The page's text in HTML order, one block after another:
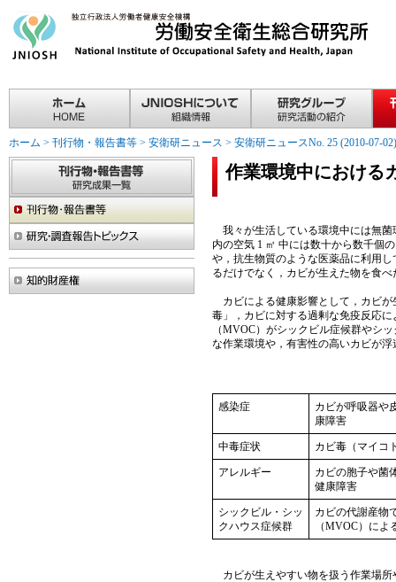
ホーム > 刊行物・報告書等 > 安衛研ニュース > 安衛研ニュースNo. 25 (2010-07-02)
作業環境中における
我々が生活している環境中には無菌
内の空気 1 ㎥ 中には数十から数千個
や，抗生物質のような医薬品に利用
るだけでなく，カビが生えた物を食
カビによる健康影響として，カビが
毒」，カビに対する過剰な免疫反応
（MVOC）がシックビル症候群やシ
な作業環境や，有害性の高いカビが
感染症
カビが呼吸器や
康障害
中毒症状 カビ毒（マイコ
アレルギー
カビの胞子や菌
健康障害
シックビル・シッ
クハウス症候群
カビの代謝産物
（MVOC）によ
カビが生えやすい物を扱う作業場所